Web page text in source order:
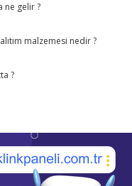
ne gelir ?
malzemesi nedir ?
?